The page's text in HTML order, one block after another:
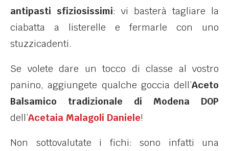
antipasti sfiziosissimi: vi basterà tagliare la
ciabatta a listerelle e fermarle con uno
stuzzicadenti.
Se volete dare un tocco di classe al vostro
panino, aggiungete qualche goccia dell’Aceto
Balsamico tradizionale di Modena DOP
dell’Acetaia Malagoli Daniele!
Non sottovalutate i fichi: sono infatti una